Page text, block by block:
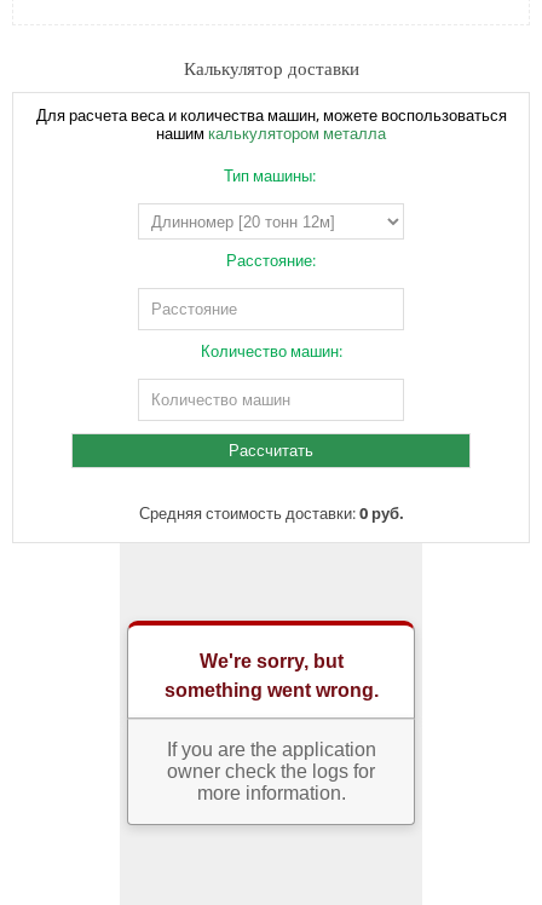
Калькулятор доставки
Для расчета веса и количества машин, можете воспользоваться
нашим калькулятором металла
Тип машины:
Расстояние:
Количество машин:
Средняя стоимость доставки:0 руб.